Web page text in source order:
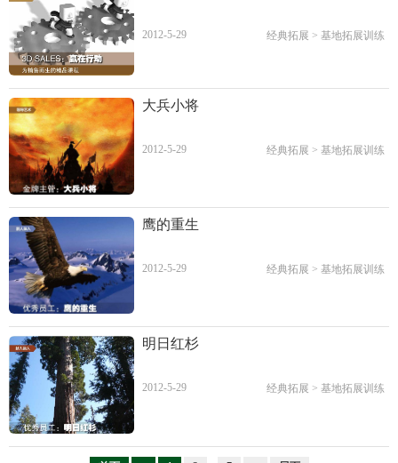
2012-5-29 经典拓展 > 基地拓展训练
大兵小将
2012-5-29 经典拓展 > 基地拓展训练
鹰的重生
2012-5-29 经典拓展 > 基地拓展训练
明日红杉
2012-5-29 经典拓展 > 基地拓展训练